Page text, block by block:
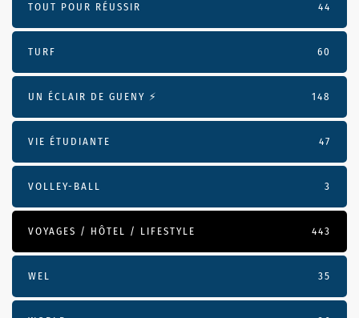
TOUT POUR RÉUSSIR 44
TURF 60
UN ÉCLAIR DE GUENY ⚡️ 148
VIE ÉTUDIANTE 47
VOLLEY-BALL 3
VOYAGES / HÔTEL / LIFESTYLE 443
WEL 35